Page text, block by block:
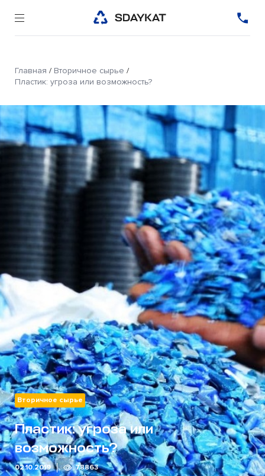
Главная / Вторичное сырье /
Пластик: угроза или возможность?
Вторичное сырье
Пластик: угроза или
возможность?
02.10.2019 78863